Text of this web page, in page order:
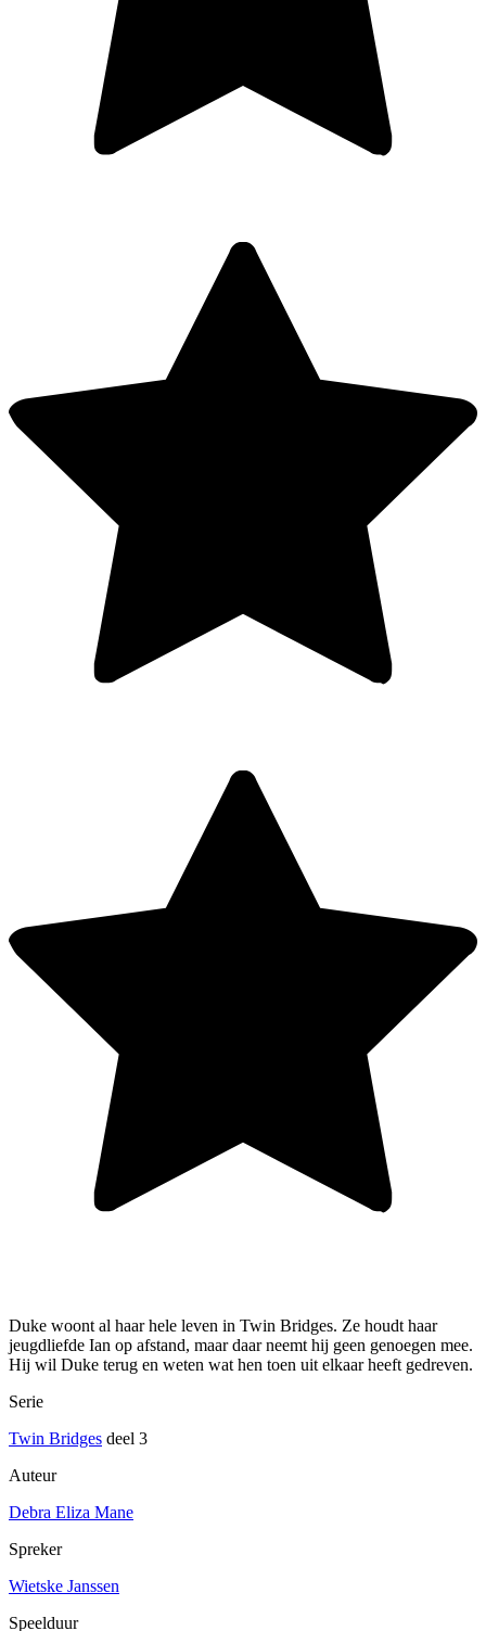
Duke woont al haar hele leven in Twin Bridges. Ze houdt haar
jeugdliefde Ian op afstand, maar daar neemt hij geen genoegen mee.
Hij wil Duke terug en weten wat hen toen uit elkaar heeft gedreven.
Serie
Twin Bridges deel 3
Auteur
Debra Eliza Mane
Spreker
Wietske Janssen
Speelduur